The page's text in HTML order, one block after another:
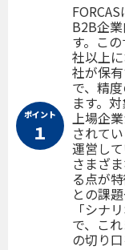
ポイント
１
B2B企
す。こ
社以上
社が保
で、精
ます。
上場企
されて
運営し
さまざ
る点が
との課
「シナ
で、こ
の切り